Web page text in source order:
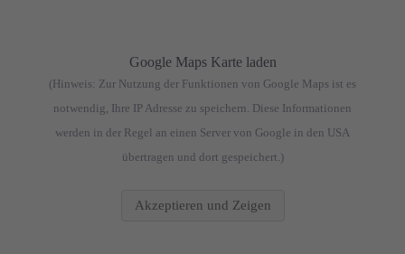
Google Maps Karte laden
(Hinweis: Zur Nutzung der Funktionen von Google Maps ist es
notwendig, Ihre IP Adresse zu speichern. Diese Informationen
werden in der Regel an einen Server von Google in den USA
übertragen und dort gespeichert.)
Akzeptieren und Zeigen